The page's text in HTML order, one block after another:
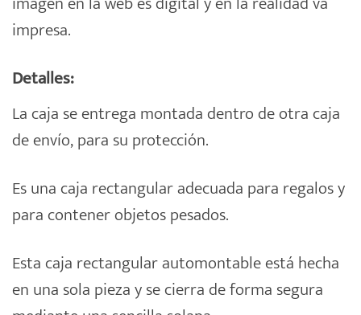
impresa.
Detalles:
La caja se entrega montada dentro de otra caja
de envío, para su protección.
Es una caja rectangular adecuada para regalos y
para contener objetos pesados.
Esta caja rectangular automontable está hecha
en una sola pieza y se cierra de forma segura